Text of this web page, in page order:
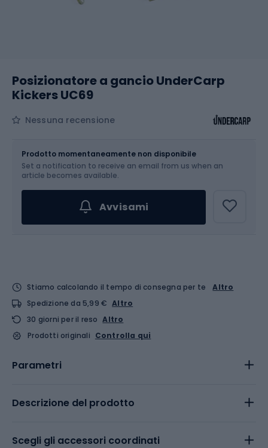
Posizionatore a gancio UnderCarp
Kickers UC69
Nessuna recensione
Prodotto momentaneamente non disponibile
Set a notification to receive an email from us when an
article becomes available.
Avvisami
Stiamo calcolando il tempo di consegna per te
Altro
Spedizione da 5,99 € Altro
30 giorni per il reso Altro
Prodotti originali Controlla qui
Parametri
Descrizione del prodotto
Scegli gli accessori coordinati